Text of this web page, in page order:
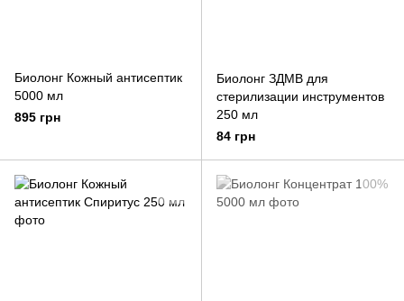
Биолонг Кожный антисептик
5000 мл
895 грн
Биолонг ЗДМВ для
стерилизации инструментов
250 мл
84 грн